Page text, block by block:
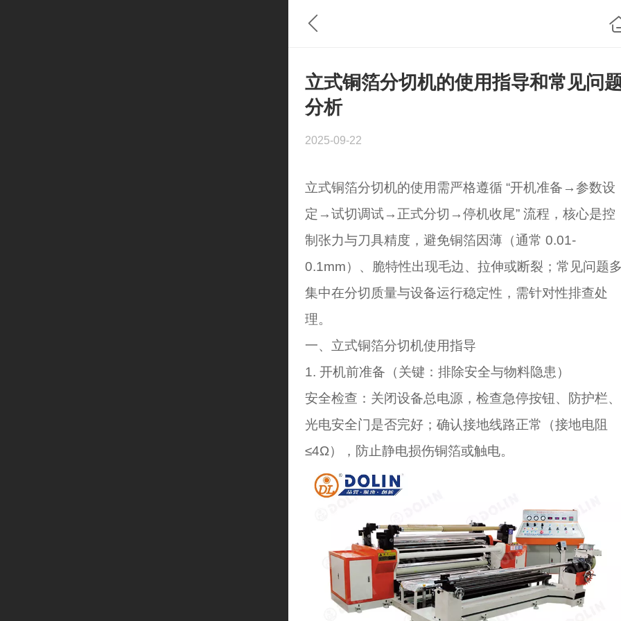
立式铜箔分切机的使用指导和常见问
分析
2025-09-22
立式铜箔分切机的使用需严格遵循 “开机准备→参数设
定→试切调试→正式分切→停机收尾” 流程，核心是控
制张力与刀具精度，避免铜箔因薄（通常 0.01-
0.1mm）、脆特性出现毛边、拉伸或断裂；常见问题
集中在分切质量与设备运行稳定性，需针对性排查处
理。
一、立式铜箔分切机使用指导
1. 开机前准备（关键：排除安全与物料隐患）
安全检查：关闭设备总电源，检查急停按钮、防护栏、
光电安全门是否完好；确认接地线路正常（接地电阻
≤4Ω），防止静电损伤铜箔或触电。